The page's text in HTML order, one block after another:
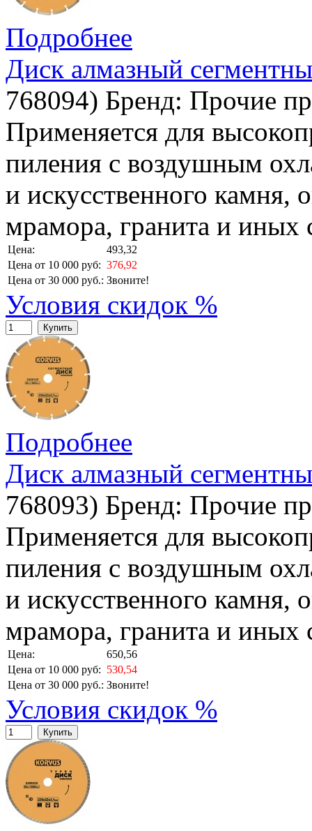
Подробнее
Диск алмазный
768094) Бренд: Прочие
Применяется для
пиления с воздушным
и искусственного камня,
мрамора, гранита и иных
Цена:
493,32
Цена от 10 000 руб: 376,92
Цена от 30 000 руб.: Звоните!
Условия скидок %
Купить
Подробнее
Диск алмазный
768093) Бренд: Прочие
Применяется для
пиления с воздушным
и искусственного камня,
мрамора, гранита и иных
Цена:
650,56
Цена от 10 000 руб: 530,54
Цена от 30 000 руб.: Звоните!
Условия скидок %
Купить